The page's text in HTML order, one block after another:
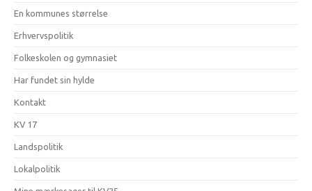
En kommunes størrelse
Erhvervspolitik
Folkeskolen og gymnasiet
Har fundet sin hylde
Kontakt
KV 17
Landspolitik
Lokalpolitik